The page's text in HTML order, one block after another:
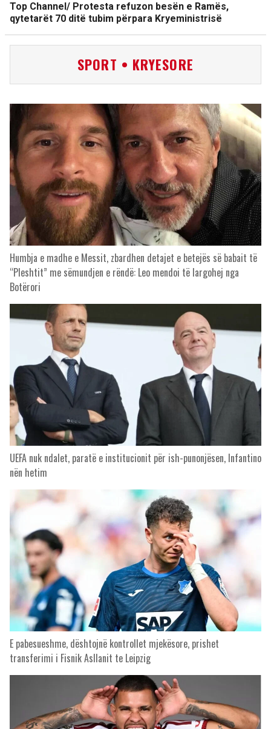
Top Channel/ Protesta refuzon besën e Ramës,
qytetarët 70 ditë tubim përpara Kryeministrisë
SPORT • KRYESORE
Humbja e madhe e Messit, zbardhen detajet e betejës së babait të
“Pleshtit” me sëmundjen e rëndë: Leo mendoi të largohej nga
Botërori
UEFA nuk ndalet, paratë e institucionit për ish-punonjësen, Infantino
nën hetim
E pabesueshme, dështojnë kontrollet mjekësore, prishet
transferimi i Fisnik Asllanit te Leipzig